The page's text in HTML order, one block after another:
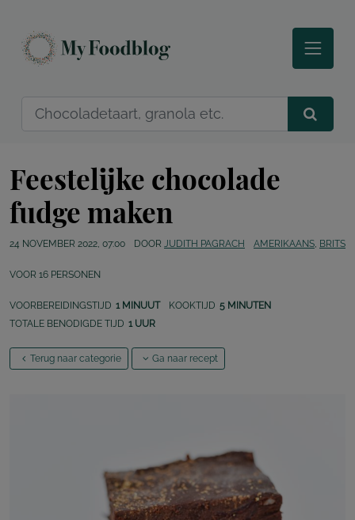
Feestelijke chocolade
fudge maken
24 NOVEMBER 2022, 07:00 DOOR JUDITH PAGRACH AMERIKAANS, BRITS
VOOR 16 PERSONEN
VOORBEREIDINGSTIJD 1 MINUUT KOOKTIJD 5 MINUTEN
TOTALE BENODIGDE TIJD 1 UUR
Terug naar categorie Ga naar recept